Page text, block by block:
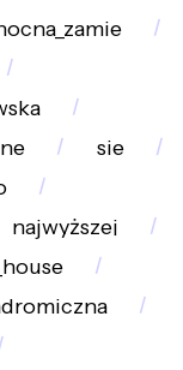
sie
najwyższej